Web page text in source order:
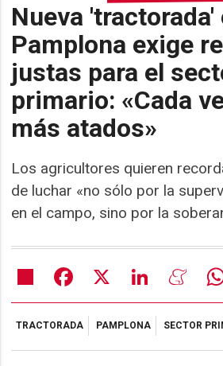
Nueva 'tractorada'
Pamplona exige
justas para el
primario: «Cada
más atados»
Los agricultores quieren
de luchar «no sólo por la
en el campo, sino por la
Share Facebook LinkedIn
TRACTORADA PAMPLONA SECTOR